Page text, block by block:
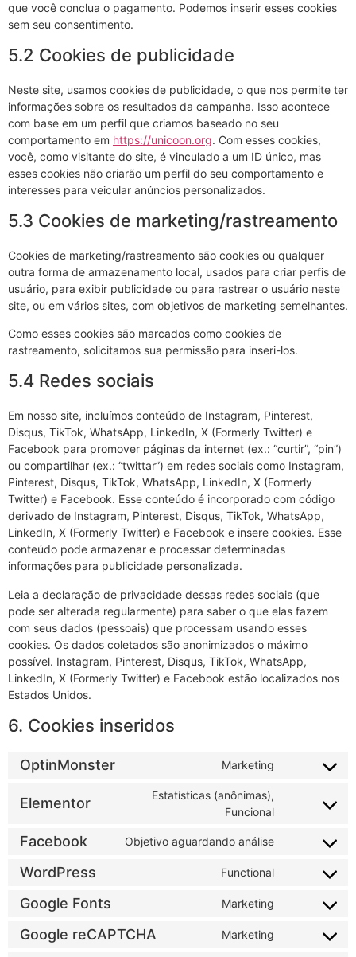
que você conclua o pagamento. Podemos inserir esses cookies
sem seu consentimento.
5.2 Cookies de publicidade
Neste site, usamos cookies de publicidade, o que nos permite ter
informações sobre os resultados da campanha. Isso acontece
com base em um perfil que criamos baseado no seu
comportamento em https://unicoon.org. Com esses cookies,
você, como visitante do site, é vinculado a um ID único, mas
esses cookies não criarão um perfil do seu comportamento e
interesses para veicular anúncios personalizados.
5.3 Cookies de marketing/rastreamento
Cookies de marketing/rastreamento são cookies ou qualquer
outra forma de armazenamento local, usados para criar perfis de
usuário, para exibir publicidade ou para rastrear o usuário neste
site, ou em vários sites, com objetivos de marketing semelhantes.
Como esses cookies são marcados como cookies de
rastreamento, solicitamos sua permissão para inseri-los.
5.4 Redes sociais
Em nosso site, incluímos conteúdo de Instagram, Pinterest,
Disqus, TikTok, WhatsApp, LinkedIn, X (Formerly Twitter) e
Facebook para promover páginas da internet (ex.: “curtir”, “pin”)
ou compartilhar (ex.: “twittar”) em redes sociais como Instagram,
Pinterest, Disqus, TikTok, WhatsApp, LinkedIn, X (Formerly
Twitter) e Facebook. Esse conteúdo é incorporado com código
derivado de Instagram, Pinterest, Disqus, TikTok, WhatsApp,
LinkedIn, X (Formerly Twitter) e Facebook e insere cookies. Esse
conteúdo pode armazenar e processar determinadas
informações para publicidade personalizada.
Leia a declaração de privacidade dessas redes sociais (que
pode ser alterada regularmente) para saber o que elas fazem
com seus dados (pessoais) que processam usando esses
cookies. Os dados coletados são anonimizados o máximo
possível. Instagram, Pinterest, Disqus, TikTok, WhatsApp,
LinkedIn, X (Formerly Twitter) e Facebook estão localizados nos
Estados Unidos.
6. Cookies inseridos
OptinMonster Marketing
Elementor
Estatísticas (anônimas),
Funcional
Facebook Objetivo aguardando análise
WordPress Functional
Google Fonts Marketing
Google reCAPTCHA Marketing